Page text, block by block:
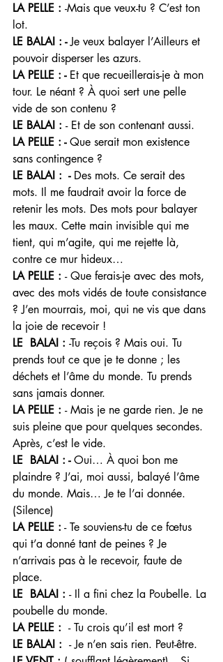
LA PELLE : -Mais que veux-tu ? C’est ton
lot.
LE BALAI : - Je veux balayer l’Ailleurs et
pouvoir disperser les azurs.
LA PELLE : - Et que recueillerais-je à mon
tour. Le néant ? À quoi sert une pelle
vide de son contenu ?
LE BALAI : - Et de son contenant aussi.
LA PELLE : - Que serait mon existence
sans contingence ?
LE BALAI :  - Des mots. Ce serait des
mots. Il me faudrait avoir la force de
retenir les mots. Des mots pour balayer
les maux. Cette main invisible qui me
tient, qui m’agite, qui me rejette là,
contre ce mur hideux…
LA PELLE : - Que ferais-je avec des mots,
avec des mots vidés de toute consistance
? J’en mourrais, moi, qui ne vis que dans
la joie de recevoir !
LE  BALAI : -Tu reçois ? Mais oui. Tu
prends tout ce que je te donne ; les
déchets et l’âme du monde. Tu prends
sans jamais donner.
LA PELLE : - Mais je ne garde rien. Je ne
suis pleine que pour quelques secondes.
Après, c’est le vide.
LE  BALAI : - Oui… À quoi bon me
plaindre ? J’ai, moi aussi, balayé l’âme
du monde. Mais… Je te l’ai donnée.
(Silence)
LA PELLE : - Te souviens-tu de ce fœtus
qui t’a donné tant de peines ? Je
n’arrivais pas à le recevoir, faute de
place.
LE  BALAI : - Il a fini chez la Poubelle. La
poubelle du monde.
LA PELLE : - Tu crois qu’il est mort ?
LE BALAI : - Je n’en sais rien. Peut-être.